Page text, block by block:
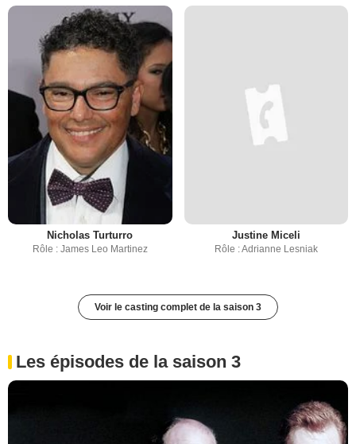
Nicholas Turturro
Rôle : James Leo Martinez
Justine Miceli
Rôle : Adrianne Lesniak
Voir le casting complet de la saison 3
Les épisodes de la saison 3